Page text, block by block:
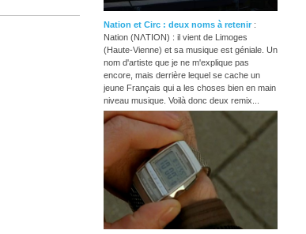
Nation et Circ : deux noms à retenir :
Nation (NΛTION) : il vient de Limoges
(Haute-Vienne) et sa musique est géniale. Un
nom d'artiste que je ne m'explique pas
encore, mais derrière lequel se cache un
jeune Français qui a les choses bien en main
niveau musique. Voilà donc deux remix...